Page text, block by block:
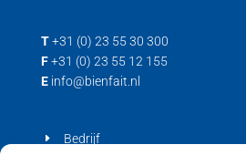
T +31 (0) 23 55 30 300
F +31 (0) 23 55 12 155
E info@bienfait.nl
Bedrijf